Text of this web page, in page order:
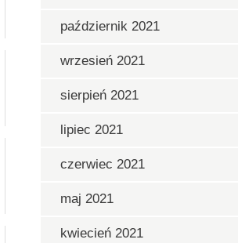
październik 2021
wrzesień 2021
sierpień 2021
lipiec 2021
czerwiec 2021
maj 2021
kwiecień 2021